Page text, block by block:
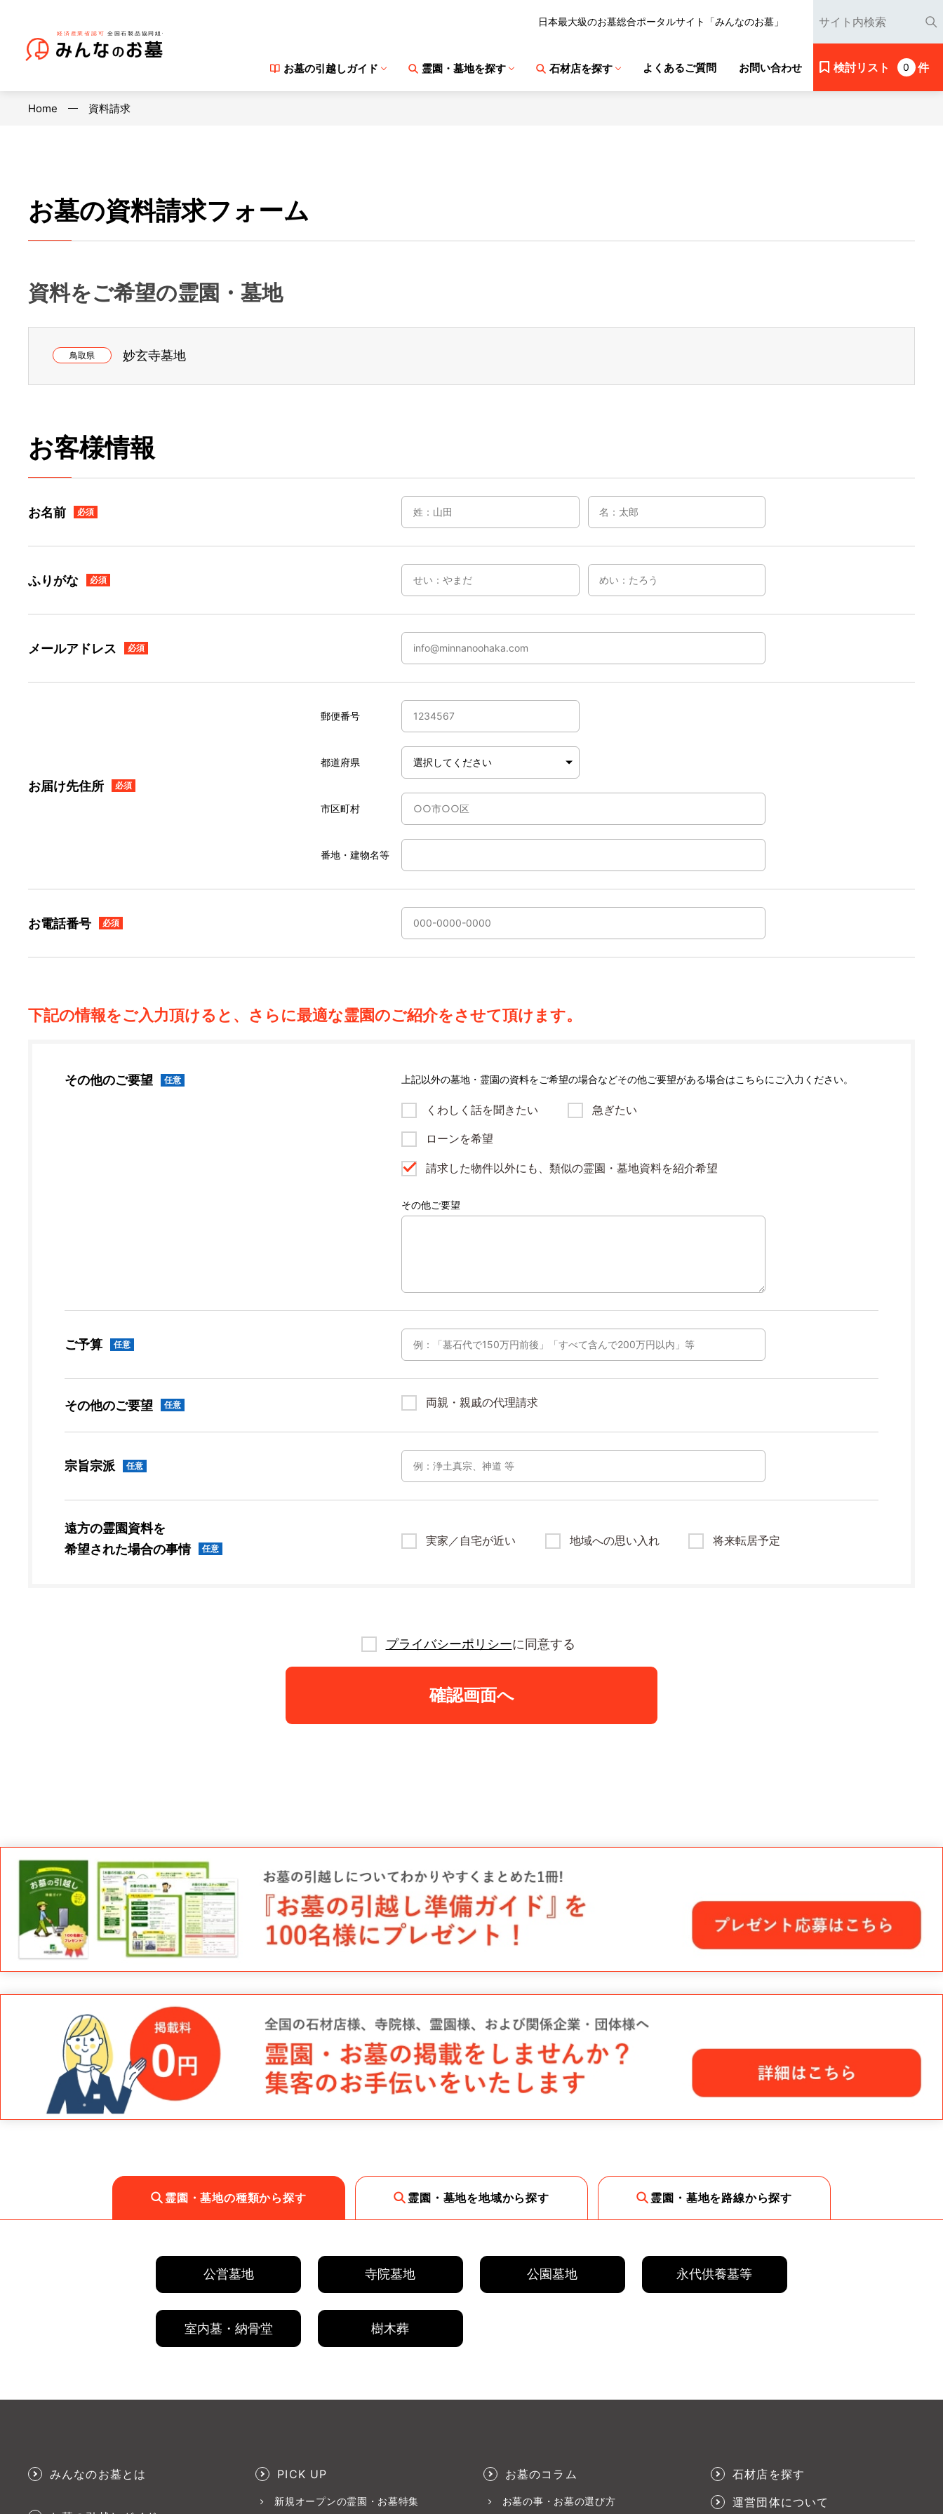
日本最大級のお墓総合ポータルサイト「みんなのお墓」
お墓の引越しガイド 霊園・墓地を探す 石材店を探す よくあるご質問 お問い合わせ 検討リスト 0 件
Home 資料請求
お墓の資料請求フォーム
資料をご希望の霊園・墓地
鳥取県 妙玄寺墓地
お客様情報
お名前 必須
ふりがな 必須
メールアドレス 必須
お届け先住所 必須
郵便番号
都道府県
市区町村
番地・建物名等
お電話番号 必須
下記の情報をご入力頂けると、さらに最適な霊園のご紹介をさせて頂けます。
その他のご要望 任意 上記以外の墓地・霊園の資料をご希望の場合などその他ご要望がある場合はこちらにご入力ください。
くわしく話を聞きたい 急ぎたい
ローンを希望
請求した物件以外にも、類似の霊園・墓地資料を紹介希望
その他ご要望
ご予算 任意
その他のご要望 任意 両親・親戚の代理請求
宗旨宗派 任意
遠方の霊園資料を
希望された場合の事情
任意
実家／自宅が近い 地域への思い入れ 将来転居予定
プライバシーポリシーに同意する
確認画面へ
霊園・墓地の種類から探す 霊園・墓地を地域から探す 霊園・墓地を路線から探す
公営墓地 寺院墓地 公園墓地 永代供養墓等
室内墓・納骨堂 樹木葬
みんなのお墓とは PICK UP
新規オープンの霊園・お墓特集
お墓のコラム
お墓の事・お墓の選び方
石材店を探す
運営団体について